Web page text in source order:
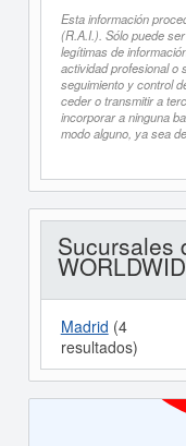
Esta información
(R.A.I.). Sólo puede
legítimas de
actividad profesional o
seguimiento y control
ceder o transmitir a
incorporar a ninguna
modo alguno, ya sea
Sucursales
Madrid (4
resultados)